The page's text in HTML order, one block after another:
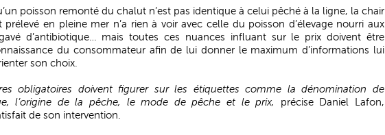
poisson remonté du chalut n’est pas identique à celui pêché à la ligne, la chair
en pleine mer n’a rien à voir avec celle du poisson d’élevage nourri aux
d’antibiotique… mais toutes ces nuances influant sur le prix doivent être
du consommateur afin de lui donner le maximum d’informations lui
son choix.
obligatoires doivent figurer sur les étiquettes comme la dénomination de
l’origine de la pêche, le mode de pêche et le prix, précise Daniel Lafon,
de son intervention.